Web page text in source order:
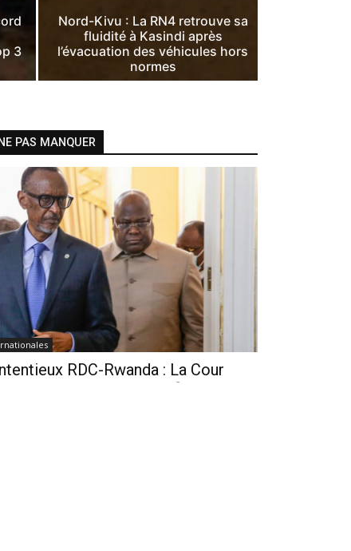
3
Nord-Kivu : La RN4 retrouve sa
fluidité à Kasindi après
l’évacuation des véhicules hors
normes
PAS MANQUER
RDC-Rwanda : La Cour
de la Justice fixe le